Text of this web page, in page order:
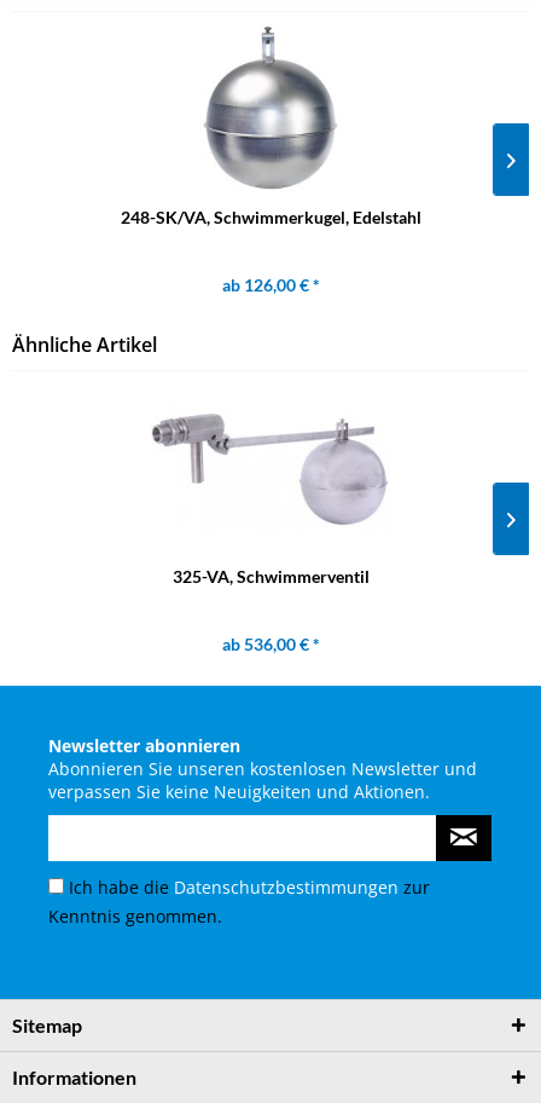
248-SK/VA, Schwimmerkugel, Edelstahl
ab 126,00 € *
Ähnliche Artikel
325-VA, Schwimmerventil
ab 536,00 € *
Newsletter abonnieren
Abonnieren Sie unseren kostenlosen Newsletter und
verpassen Sie keine Neuigkeiten und Aktionen.
Ich habe die Datenschutzbestimmungen zur
Kenntnis genommen.
Sitemap
Informationen